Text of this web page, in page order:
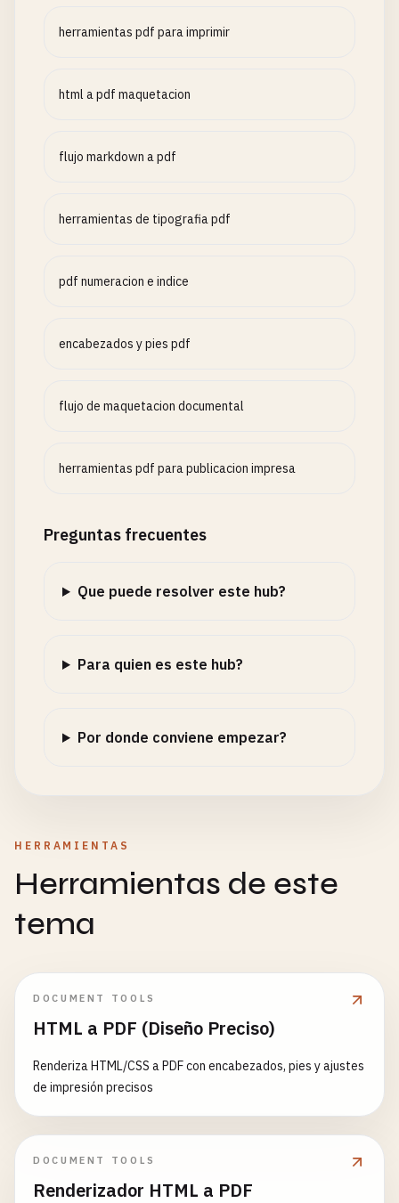
herramientas pdf para imprimir
html a pdf maquetacion
flujo markdown a pdf
herramientas de tipografia pdf
pdf numeracion e indice
encabezados y pies pdf
flujo de maquetacion documental
herramientas pdf para publicacion impresa
Preguntas frecuentes
Que puede resolver este hub?
Para quien es este hub?
Por donde conviene empezar?
HERRAMIENTAS
Herramientas de este
tema
DOCUMENT TOOLS
HTML a PDF (Diseño Preciso)
Renderiza HTML/CSS a PDF con encabezados, pies y ajustes
de impresión precisos
DOCUMENT TOOLS
Renderizador HTML a PDF